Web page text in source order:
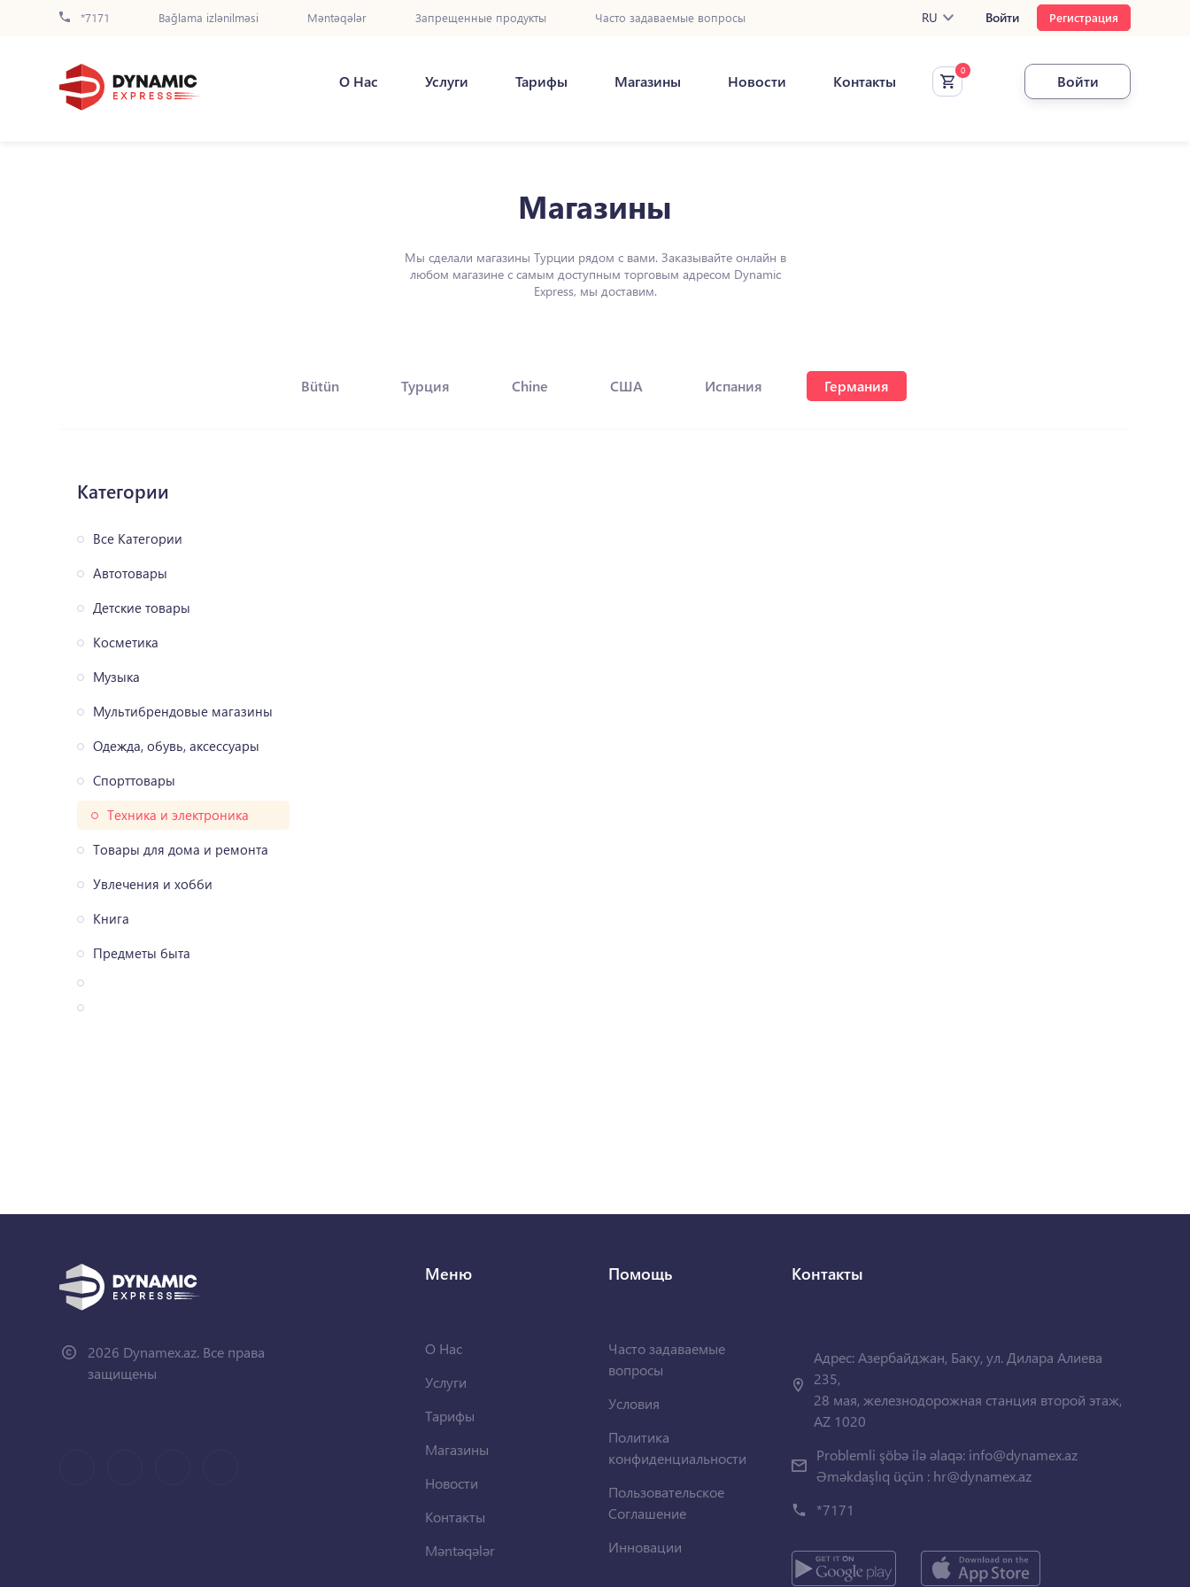
*7171 Bağlama izlənilməsi Məntəqələr Запрещенные продукты Часто задаваемые вопросы RU Войти Регистрация
О Нас Услуги Тарифы Магазины Новости Контакты Войти
Магазины
Мы сделали магазины Турции рядом с вами. Заказывайте онлайн в
любом магазине с самым доступным торговым адресом Dynamic
Express, мы доставим.
Bütün Турция Chine США Испания Германия
Категории
Все Категории
Автотовары
Детские товары
Косметика
Музыка
Мультибрендовые магазины
Одежда, обувь, аксессуары
Спорттовары
Техника и электроника
Товары для дома и ремонта
Увлечения и хобби
Книга
Предметы быта
2026 Dynamex.az. Все права
защищены
Меню
О Нас
Услуги
Тарифы
Магазины
Новости
Контакты
Məntəqələr
Помощь
Часто задаваемые
вопросы
Условия
Политика
конфиденциальности
Пользовательское
Соглашение
Инновации
Контакты
Адрес: Азербайджан, Баку, ул. Дилара Алиева
235,
28 мая, железнодорожная станция второй этаж,
AZ 1020
Problemli şöbə ilə əlaqə: info@dynamex.az
Əməkdaşlıq üçün : hr@dynamex.az
*7171